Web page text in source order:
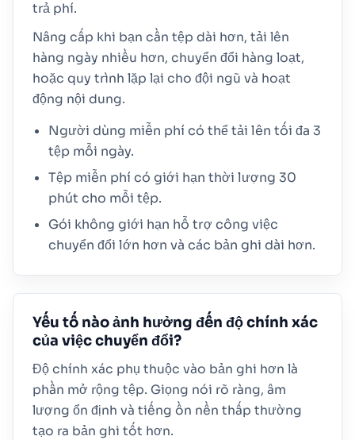
trả phí.
Nâng cấp khi bạn cần tệp dài hơn, tải lên
hàng ngày nhiều hơn, chuyển đổi hàng loạt,
hoặc quy trình lặp lại cho đội ngũ và hoạt
động nội dung.
Người dùng miễn phí có thể tải lên tối đa 3
tệp mỗi ngày.
Tệp miễn phí có giới hạn thời lượng 30
phút cho mỗi tệp.
Gói không giới hạn hỗ trợ công việc
chuyển đổi lớn hơn và các bản ghi dài hơn.
Yếu tố nào ảnh hưởng đến độ chính xác
của việc chuyển đổi?
Độ chính xác phụ thuộc vào bản ghi hơn là
phần mở rộng tệp. Giọng nói rõ ràng, âm
lượng ổn định và tiếng ồn nền thấp thường
tạo ra bản ghi tốt hơn.